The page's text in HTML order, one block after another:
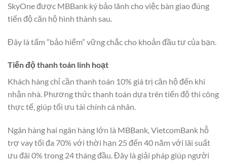
SkyOne được MBBank ký bảo lãnh cho việc bàn giao đúng
tiến độ căn hộ hình thành sau.
Đây là tấm “bảo hiểm” vững chắc cho khoản đầu tư của bạn.
Tiến độ thanh toán linh hoạt
Khách hàng chỉ cần thanh toán 10% giá trị căn hộ đến khi
nhận nhà. Phương thức thanh toán dựa trên tiến độ thi công
thực tế, giúp tối ưu tài chính cá nhân.
Ngân hàng hai ngân hàng lớn là MBBank, VietcomBank hỗ
trợ vay tối đa 70% với thời hạn 25 đến 40 năm với lãi suất
ưu đãi 0% trong 24 tháng đầu. Đây là giải pháp giúp người